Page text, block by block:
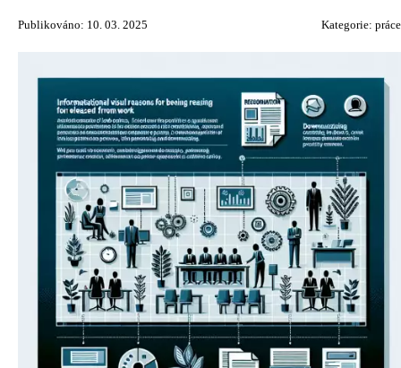
Publikováno: 10. 03. 2025 Kategorie: práce